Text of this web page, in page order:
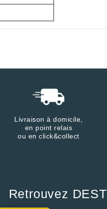
Livraison à domicile,
en point relais
ou en click&collect
Retrouvez